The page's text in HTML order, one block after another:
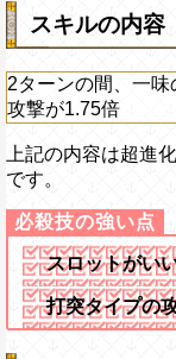
スキルの内容
2ターンの間、一
攻撃が1.75倍
上記の内容は超進
です。
スロットがい
打突タイプの